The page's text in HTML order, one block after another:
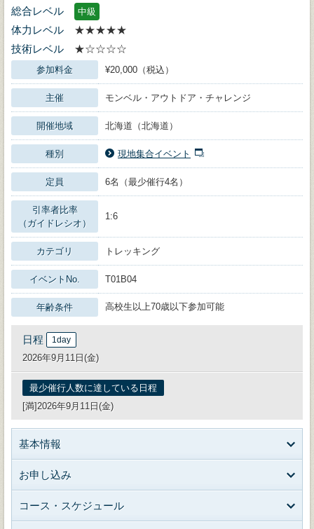
総合レベル 中級
体力レベル
★★★★★
技術レベル
★☆☆☆☆
参加料金 ¥20,000（税込）
主催 モンベル・アウトドア・チャレンジ
開催地域 北海道（北海道）
種別 現地集合イベント
定員 6名（最少催行4名）
引率者比率
（ガイドレシオ）
1:6
カテゴリ トレッキング
イベントNo. T01B04
年齢条件 高校生以上70歳以下参加可能
日程 1day
2026年9月11日(金)
最少催行人数に達している日程
[満]2026年9月11日(金)
基本情報
お申し込み
コース・スケジュール